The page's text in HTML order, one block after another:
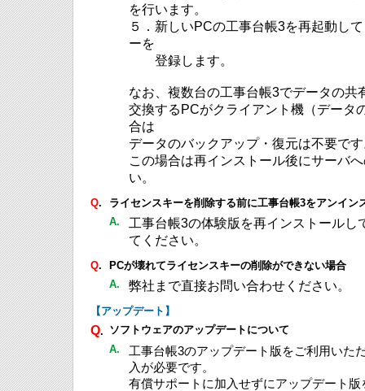
を行います。
５．新しいPCの工事台帳3を再起動し
ーを
登録します。
なお、複数台の工事台帳3でデータの共
交換するPCがクライアント機（データ
合は
データのバックアップ・復元は不要で
この場合は再インストール後にサーバ
い。
Q.
ライセンスキーを削除する前に工事台帳3をアンイン
A.
工事台帳3の体験版を再インストールし
てください。
Q.
PCが壊れてライセンスキーの削除ができない場合
A.
弊社まで直接お問い合わせください。
【アップデート】
Q. ソフトウェアのアップデートについて
A.
工事台帳3のアップデート版をご利用いた
入が必要です。
有償サポートに加入せずにアップデート